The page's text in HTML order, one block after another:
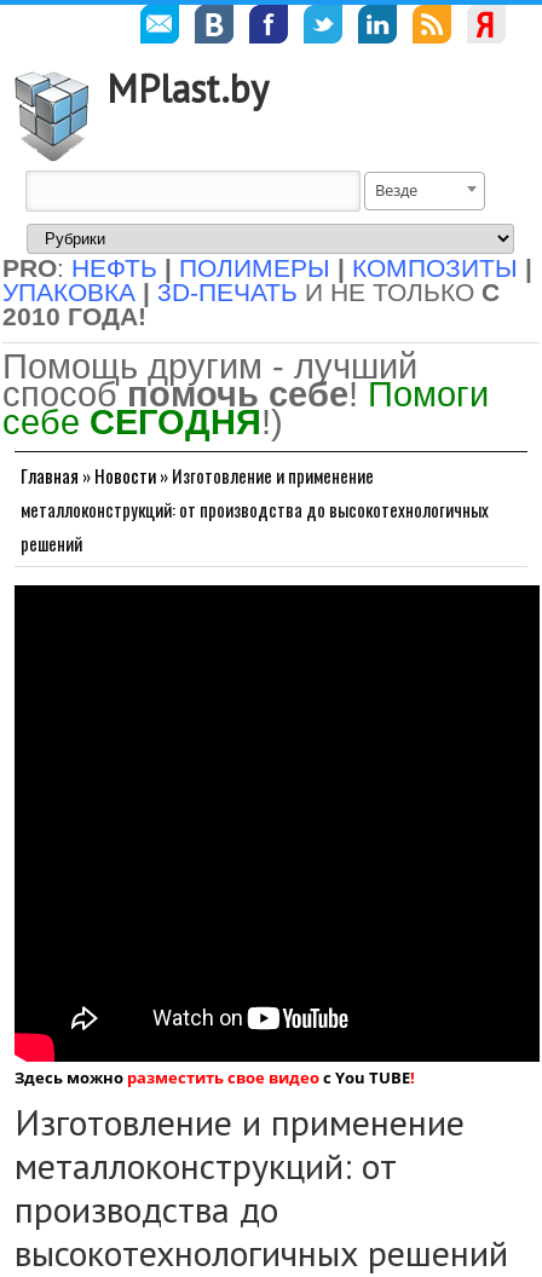
MPlast.by
Везде
PRO: НЕФТЬ | ПОЛИМЕРЫ | КОМПОЗИТЫ |
УПАКОВКА | 3D-ПЕЧАТЬ И НЕ ТОЛЬКО С
2010 ГОДА!
Помощь другим - лучший
способ помочь себе! Помоги
себе СЕГОДНЯ!)
Главная »Новости»Изготовление и применение
металлоконструкций: от производства до высокотехнологичных
решений
Здесь можно разместить свое видеос You TUBE!
Изготовление и применение
металлоконструкций: от
производства до
высокотехнологичных решений